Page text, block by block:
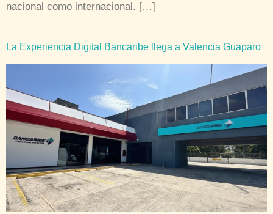
nacional como internacional. […]
La Experiencia Digital Bancaribe llega a Valencia Guaparo